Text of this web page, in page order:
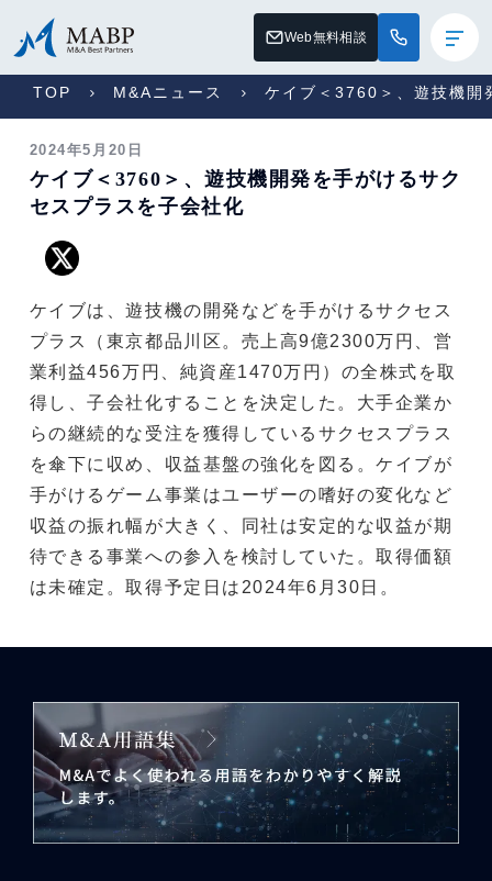
Web無料相談
TOP M&Aニュース ケイブ＜3760＞、遊技機開
2024年5月20日
ケイブ＜3760＞、遊技機開発を手がけるサク
セスプラスを子会社化
ケイブは、遊技機の開発などを手がけるサクセス
プラス（東京都品川区。売上高9億2300万円、営
業利益456万円、純資産1470万円）の全株式を取
得し、子会社化することを決定した。大手企業か
らの継続的な受注を獲得しているサクセスプラス
を傘下に収め、収益基盤の強化を図る。ケイブが
手がけるゲーム事業はユーザーの嗜好の変化など
収益の振れ幅が大きく、同社は安定的な収益が期
待できる事業への参入を検討していた。取得価額
は未確定。取得予定日は2024年6月30日。